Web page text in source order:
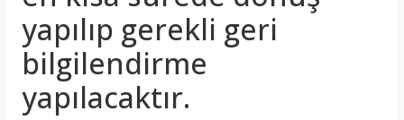
yapılıp gerekli geri
bilgilendirme
yapılacaktır.